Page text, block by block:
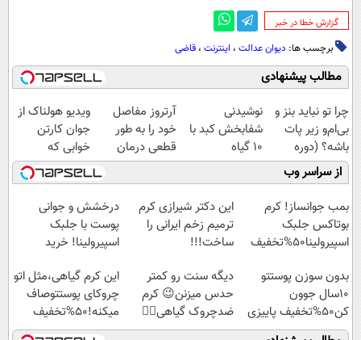
‌گزارش خطا در خبر
برچسب ها: دیوان عدالت ، اینترنت ، قاضی
مطالب پیشنهادی
چرا تو نباید بنز و
بی‌ام‌و زیر پات
باشه؟ (دوره
رایگان درآمد
میلیاردی)
نوشیدنی
شفابخش کبد با
10 گیاه
موثر(تخفیف تا
امشب)
آرتروز مفاصل
خود را به طور
قطعی درمان
کنید!
◗پرسش‌نامه◖
ویدیو هولناک از
جوان کارتن
خوابی که
میلیاردر شد.
آموزش رایگان
از سراسر وب
بمب جوانساز! کرم
بوتاکس جلبک
اسپیرولینا50%تخفیف
این دکتر شیرازی کرم
ترمیم زخم ایرانی را
ساخت!!!
درخشش و جوانی
پوست با جلبک
اسپیرولینا! خرید
بدون سوزن پوستتو
10سال جوون
کن50%تخفیف پاییزی
دیگه سنت رو کمتر
حدس میزنن😉 کرم
ضدچروک گیاهی👈🏻
45%تخفیف
این کرم گیاهی،مثل اتو
چروکای پوستتوصاف
میکنه!50%تخفیف